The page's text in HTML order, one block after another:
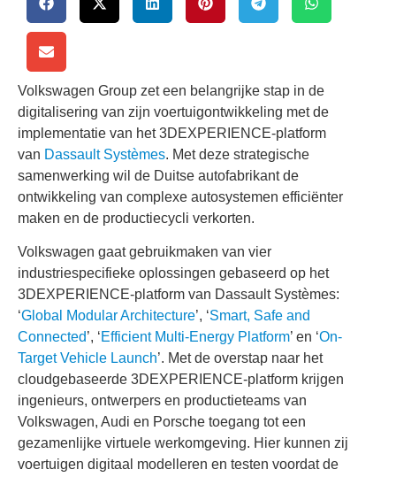
Volkswagen Group zet een belangrijke stap in de
digitalisering van zijn voertuigontwikkeling met de
implementatie van het 3DEXPERIENCE-platform
van Dassault Systèmes. Met deze strategische
samenwerking wil de Duitse autofabrikant de
ontwikkeling van complexe autosystemen efficiënter
maken en de productiecycli verkorten.
Volkswagen gaat gebruikmaken van vier
industriespecifieke oplossingen gebaseerd op het
3DEXPERIENCE-platform van Dassault Systèmes:
‘Global Modular Architecture’, ‘Smart, Safe and
Connected’, ‘Efficient Multi-Energy Platform’ en ‘On-
Target Vehicle Launch’. Met de overstap naar het
cloudgebaseerde 3DEXPERIENCE-platform krijgen
ingenieurs, ontwerpers en productieteams van
Volkswagen, Audi en Porsche toegang tot een
gezamenlijke virtuele werkomgeving. Hier kunnen zij
voertuigen digitaal modelleren en testen voordat de